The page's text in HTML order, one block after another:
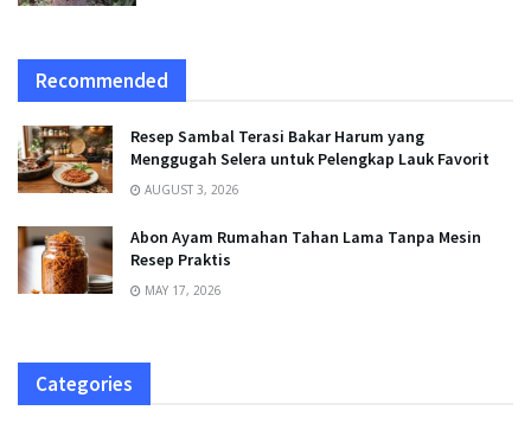
Recommended
Resep Sambal Terasi Bakar Harum yang
Menggugah Selera untuk Pelengkap Lauk Favorit
AUGUST 3, 2026
Abon Ayam Rumahan Tahan Lama Tanpa Mesin
Resep Praktis
MAY 17, 2026
Categories